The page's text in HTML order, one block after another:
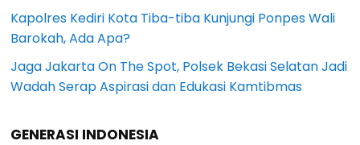
Kapolres Kediri Kota Tiba-tiba Kunjungi Ponpes Wali
Barokah, Ada Apa?
Jaga Jakarta On The Spot, Polsek Bekasi Selatan Jadi
Wadah Serap Aspirasi dan Edukasi Kamtibmas
GENERASI INDONESIA